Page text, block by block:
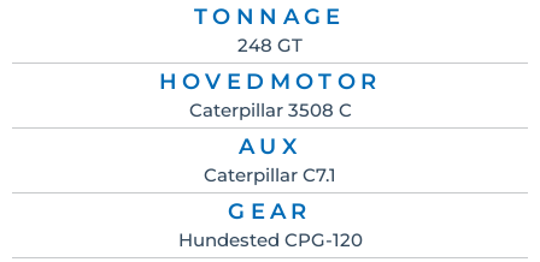
TONNAGE
248 GT
HOVEDMOTOR
Caterpillar 3508 C
AUX
Caterpillar C7.1
GEAR
Hundested CPG-120